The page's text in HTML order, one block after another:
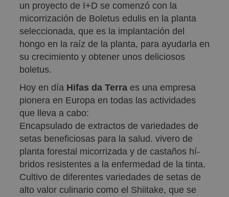
un proyecto de I+D se comenzó con la
micorrización de Boletus edulis en la planta
seleccionada, que es la implantación del
hongo en la raí­z de la planta, para ayudarla en
su crecimiento y obtener unos deliciosos
boletus.
Hoy en dí­a Hifas da Terraes una empresa
pionera en Europa en todas las actividades
que lleva a cabo:
Encapsulado de extractos de variedades de
setas beneficiosas para la salud. vivero de
planta forestal micorrizada y de castaños hí­
bridos resistentes a la enfermedad de la tinta.
Cultivo de diferentes variedades de setas de
alto valor culinario como el Shiitake, que se